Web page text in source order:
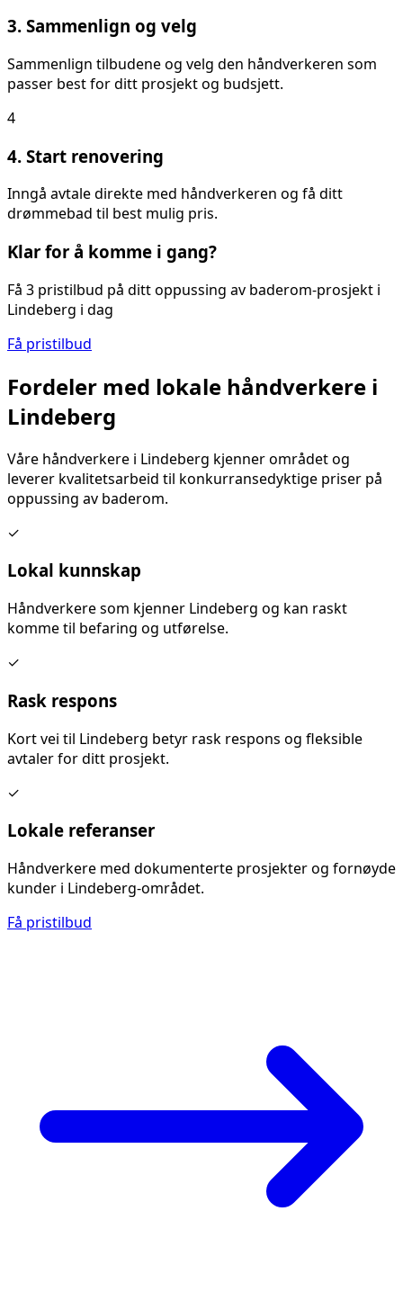
3. Sammenlign og velg
Sammenlign tilbudene og velg den håndverkeren som
passer best for ditt prosjekt og budsjett.
4
4. Start renovering
Inngå avtale direkte med håndverkeren og få ditt
drømmebad til best mulig pris.
Klar for å komme i gang?
Få 3 pristilbud på dittoppussing av baderom-prosjekt i
Lindeberg i dag
Få pristilbud
Fordeler med lokale håndverkere i
Lindeberg
Våre håndverkere i Lindeberg kjenner området og
leverer kvalitetsarbeid til konkurransedyktige priser på
oppussing av baderom.
✓
Lokal kunnskap
Håndverkere som kjenner Lindeberg og kan raskt
komme til befaring og utførelse.
✓
Rask respons
Kort vei til Lindeberg betyr rask respons og fleksible
avtaler for ditt prosjekt.
✓
Lokale referanser
Håndverkere med dokumenterte prosjekter og fornøyde
kunder i Lindeberg-området.
Få pristilbud